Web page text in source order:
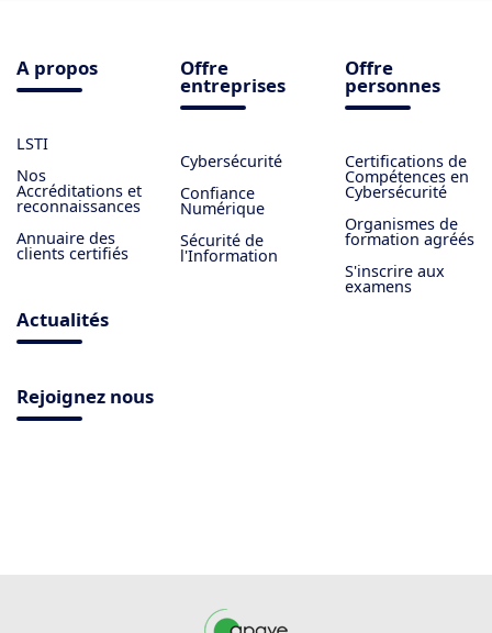
A propos
LSTI
Nos
Accréditations et
reconnaissances
Annuaire des
clients certifiés
Offre
entreprises
Cybersécurité
Confiance
Numérique
Sécurité de
l'Information
Offre
personnes
Certifications de
Compétences en
Cybersécurité
Organismes de
formation agréés
S'inscrire aux
examens
Actualités
Rejoignez nous